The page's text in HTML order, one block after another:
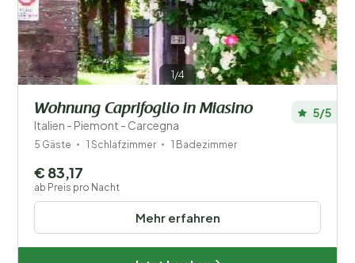
1/4
Wohnung Caprifoglio in Miasino
Italien - Piemont - Carcegna
5/5
5 Gäste 1 Schlafzimmer 1 Badezimmer
Mehr erfahren
€ 83,17
ab Preis pro Nacht